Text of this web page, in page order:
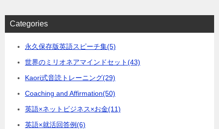
Categories
永久保存版英語スピーチ集(5)
世界のミリオネアマインドセット(43)
Kaori式音読トレーニング(29)
Coaching and Affirmation(50)
英語×ネットビジネス×お金(11)
英語×就活回答例(6)